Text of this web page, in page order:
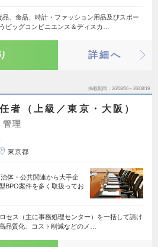
、食品、時計・ファッション用品及びスポー
ビッグコンビニエンス＆ディスカ…
詳細へ
掲載期間 26/08/06～26/08/19
者（上級／東京・大阪）
理
東京都
体・公共関連から大手企
BPO案件を多く取扱ってお
セス（主に事務処理センター）を一括して請け
品質化、コスト削減などのメ…